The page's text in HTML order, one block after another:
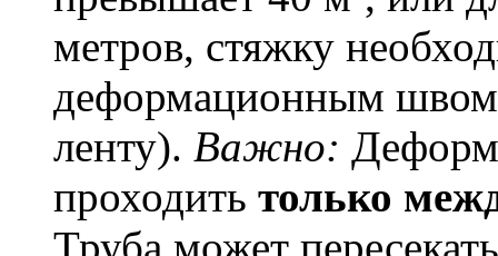
метров, стяжку
деформационным
ленту). Важно:
проходить только
Труба может